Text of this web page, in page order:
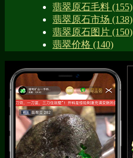
翡翠原石毛料 (155)
翡翠原石市场 (138)
翡翠原石图片 (150)
翡翠价格 (140)